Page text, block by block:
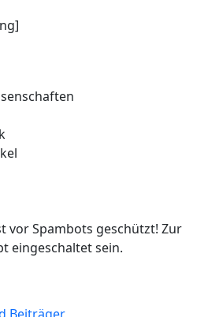
vor Spambots geschützt! Zur
eingeschaltet sein.